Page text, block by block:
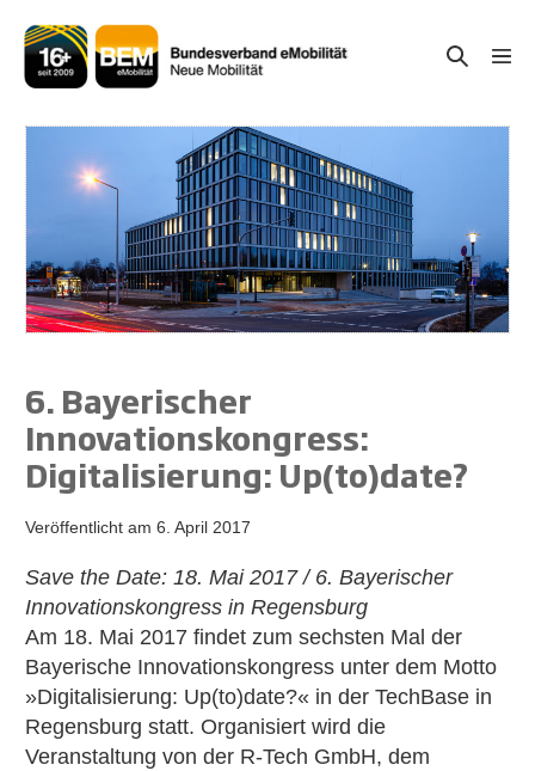
Inhalt
springen
Suche-
6. Bayerischer
Innovationskongress:
Digitalisierung: Up(to)date?
Veröffentlicht am 6. April 2017
Save the Date: 18. Mai 2017 / 6. Bayerischer
Innovationskongress in Regensburg
Am 18. Mai 2017 findet zum sechsten Mal der
Bayerische Innovationskongress unter dem Motto
»Digitalisierung: Up(to)date?« in der TechBase in
Regensburg statt. Organisiert wird die
Veranstaltung von der R-Tech GmbH, dem